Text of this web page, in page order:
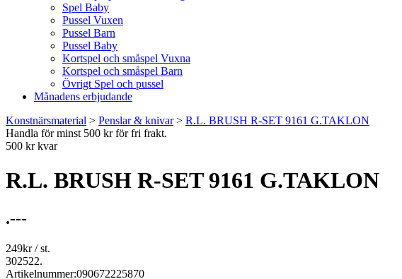
Spel Baby
Pussel Vuxen
Pussel Barn
Pussel Baby
Kortspel och småspel Vuxna
Kortspel och småspel Barn
Övrigt Spel och pussel
Månadens erbjudande
Konstnärsmaterial > Penslar & knivar> R.L. BRUSH R-SET 9161 G.TAKLON
Handla för minst 500 kr för fri frakt.
500 kr kvar
R.L. BRUSH R-SET 9161 G.TAKLON
.---
249kr/ st.
302522.
Artikelnummer:090672225870